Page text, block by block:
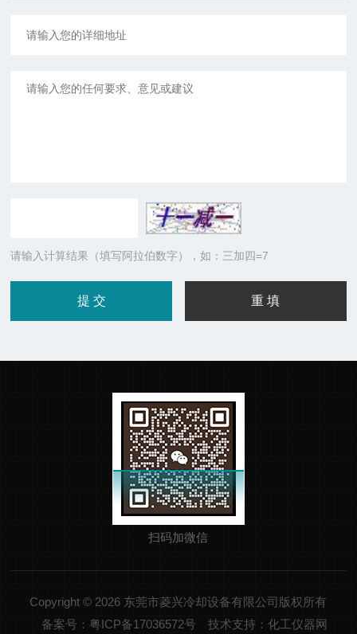
请输入计算结果（填写阿拉伯数字），如：三加四=7
扫码加微信
Copyright © 2026 东莞市菱兴冷却设备有限公司版权所有
备案号：粤ICP备17036572号
技术支持：化工仪器网